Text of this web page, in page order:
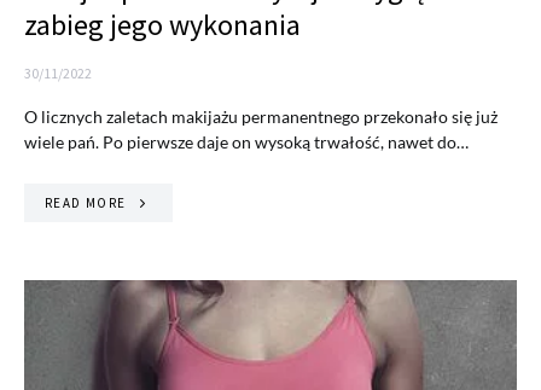
zabieg jego wykonania
30/11/2022
O licznych zaletach makijażu permanentnego przekonało się już
wiele pań. Po pierwsze daje on wysoką trwałość, nawet do…
READ MORE